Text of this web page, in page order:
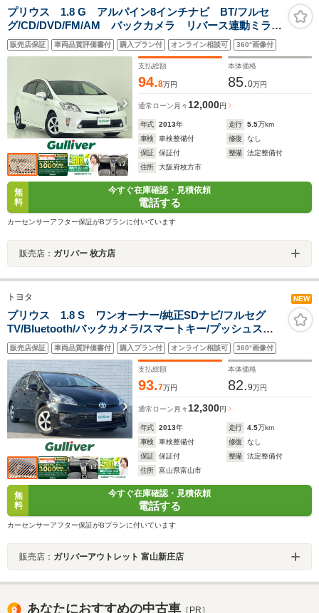
プリウス 1.8 G アルパイン8インチナビ BT/フルセ
グ/CD/DVD/FM/AM バックカメラ リバース連動ミラ
ー ビルトインETC ステアリングスイッチ クルコ
ン フロントモデリスタ 革巻ステアリング ETC
販売店保証 車両品質評価書付 購入プラン付 オンライン相談可 360°画像付
支払総額
94.8万円
本体価格
85.0万円
通常ローン 月々12,000円
年式 2013年 走行 5.5万km
車検
車検整備付 修復
なし
保証
保証付 整備
法定整備付
住所
大阪府枚方市
無
料
今すぐ在庫確認・見積依頼
電話する
カーセンサーアフター保証がBプランに付いています
販売店： ガリバー 枚方店
トヨタ NEW
プリウス 1.8 S ワンオーナー/純正SDナビ/フルセグ
TV/Bluetooth/バックカメラ/スマートキー/プッシュスタ
ート/純正AW15インチ/ステアリングスイッチ/オートライ
ト/ETC/スペアキー1本/禁煙
販売店保証 車両品質評価書付 購入プラン付 オンライン相談可 360°画像付
支払総額
93.7万円
本体価格
82.9万円
通常ローン 月々12,300円
年式 2013年 走行 4.5万km
車検
車検整備付 修復
なし
保証
保証付 整備
法定整備付
住所
富山県富山市
無
料
今すぐ在庫確認・見積依頼
電話する
カーセンサーアフター保証がBプランに付いています
販売店： ガリバーアウトレット 富山新庄店
あなたにおすすめの中古車 ［PR］